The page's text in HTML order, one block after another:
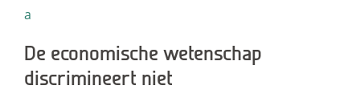
a
De economische wetenschap
discrimineert niet